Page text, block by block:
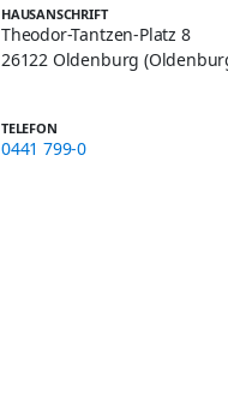
HAUSANSCHRIFT
Theodor-Tantzen-Platz 8
26122 Oldenburg
TELEFON
0441 799-0